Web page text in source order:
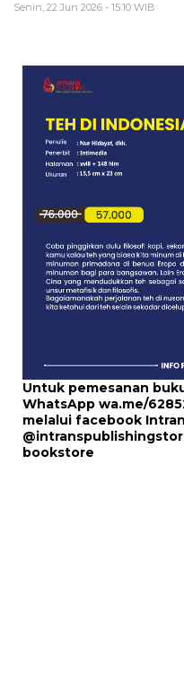
Senin, 22 Jun 2026 - 15:10 WIB
Untuk pemesanan
WhatsApp wa.me/
melalui facebook
bookstore